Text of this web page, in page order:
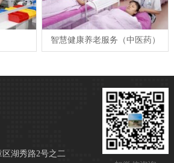
智慧健康养老服务（中医药）
湖秀路2号之二